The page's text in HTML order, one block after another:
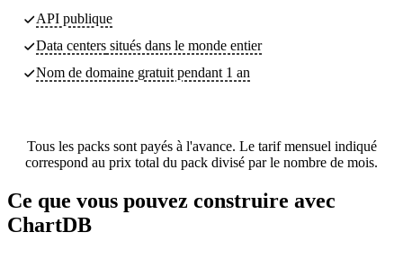
API publique
Data centers situés dans le monde entier
Nom de domaine gratuit pendant 1 an
Tous les packs sont payés à l'avance. Le tarif mensuel indiqué
correspond au prix total du pack divisé par le nombre de mois.
Ce que vous pouvez construire avec
ChartDB